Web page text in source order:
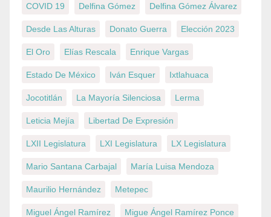
COVID 19 Delfina Gómez Delfina Gómez Álvarez
Desde Las Alturas Donato Guerra Elección 2023
El Oro Elías Rescala Enrique Vargas
Estado De México Iván Esquer Ixtlahuaca
Jocotitlán La Mayoría Silenciosa Lerma
Leticia Mejía Libertad De Expresión
LXII Legislatura LXI Legislatura LX Legislatura
Mario Santana Carbajal María Luisa Mendoza
Maurilio Hernández Metepec
Miguel Ángel Ramírez Migue Ángel Ramírez Ponce